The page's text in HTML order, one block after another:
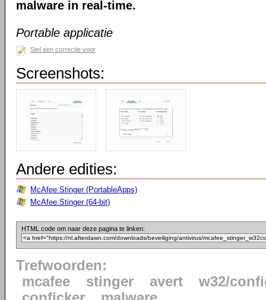
malware in real-time.
Portable applicatie
Stel een correctie voor
Screenshots:
Andere edities:
McAfee Stinger (PortableApps)
McAfee Stinger (64-bit)
HTML code om naar deze pagina te linken:
Trefwoorden:
mcafee
stinger avert
w32/